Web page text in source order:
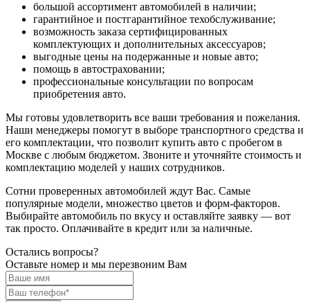
большой ассортимент автомобилей в наличии;
гарантийное и постгарантийное техобслуживание;
возможность заказа сертифицированных
комплектующих и дополнительных аксессуаров;
выгодные цены на подержанные и новые авто;
помощь в автостраховании;
профессиональные консультации по вопросам
приобретения авто.
Мы готовы удовлетворить все ваши требования и пожелания.
Наши менеджеры помогут в выборе транспортного средства и
его комплектации, что позволит купить авто с пробегом в
Москве с любым бюджетом. Звоните и уточняйте стоимость и
комплектацию моделей у наших сотрудников.
Сотни проверенных автомобилей ждут Вас. Самые
популярные модели, множество цветов и форм-факторов.
Выбирайте автомобиль по вкусу и оставляйте заявку — вот
так просто. Оплачивайте в кредит или за наличные.
Остались вопросы?
Оставьте номер и мы перезвоним Вам